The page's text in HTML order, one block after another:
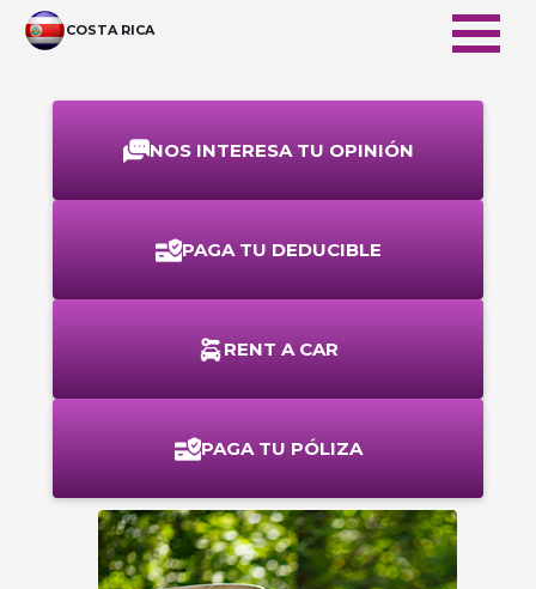
Saltar al contenido principal
COSTA RICA
NOS INTERESA TU OPINIÓN
PAGA TU DEDUCIBLE
RENT A CAR
PAGA TU PÓLIZA